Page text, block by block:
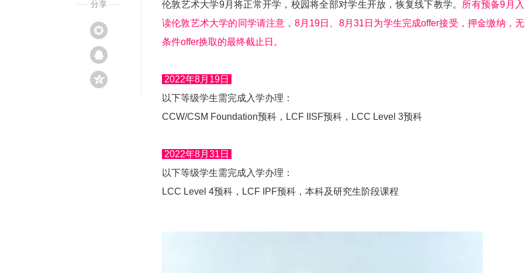
伦敦艺术大学9月将正常开学，校园将全部对学生开放，恢复线下教学。 所有预备9月入
读伦敦艺术大学的同学请注意，8月19日、8月31日为学生完成offer接受，押金缴纳，无
条件offer换取的最终截止日。
2022年8月19日
以下等级学生需完成入学办理：
CCW/CSM Foundation预科，LCF IISF预科，LCC Level 3预科
2022年8月31日
以下等级学生需完成入学办理：
LCC Level 4预科，LCF IPF预科，本科及研究生阶段课程
分享